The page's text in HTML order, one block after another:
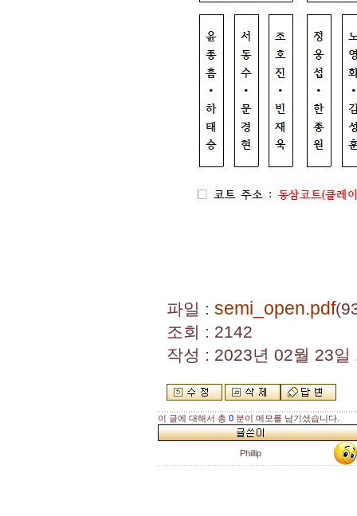
파일 : semi_open.pdf
조회 : 2142
작성 : 2023년 02월 23일
이 글에 대해서 총 0 분이 메모를 남기셨습니다.
Phillip